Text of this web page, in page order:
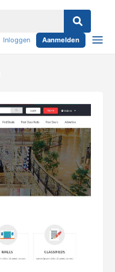
Inloggen Aanmelden